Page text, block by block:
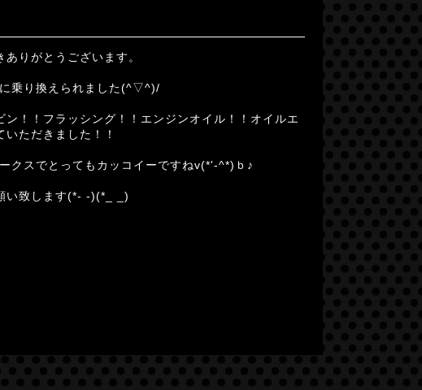
りがとうございます。
乗り換えられました(^▽^)/
ン！！フラッシング！！エンジンオイル！！オイルエ
ただきました！！
クスでとってもカッコイーですねv(*'-^*)ｂ♪
い致します(*- -)(*_ _)